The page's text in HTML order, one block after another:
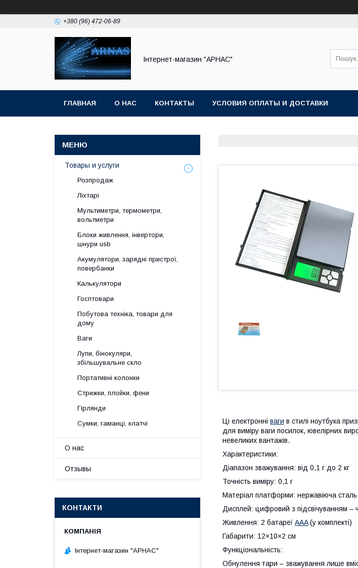
+380 (96) 472-06-89
Інтернет-магазин "АРНАС"
ГЛАВНАЯ О НАС КОНТАКТЫ УСЛОВИЯ ОПЛАТЫ И ДОСТАВКИ
Ці електронні ваги в стилі ноутбука
для виміру ваги посилок, ювелірних
невеликих вантажів.
Характеристики:
Діапазон зважування: від 0,1 г до 2 кг
Точність виміру: 0,1 г
Матеріал платформи: нержавіюча сталь
Дисплей: цифровий з підсвічуванням –
Живлення: 2 батареї AAA(у комплекті)
Габарити: 12×10×2 см
Функціональність:
Обнулення тари – зважування лише
Товары и услуги
Розпродаж
Ліхтарі
Мультиметри, термометри,
вольтметри
Блоки живлення, інвертори,
шнури usb
Акумулятори, зарядні пристрої,
повербанки
Калькулятори
Госптовари
Побутова техніка, товари для
дому
Ваги
Лупи, бінокуляри,
збільшувальне скло
Портативні колонки
Стрижки, плойки, фени
Гірлянди
Сумки, гаманці, клатчі
О нас
Отзывы
КОНТАКТИ
Інтернет-магазин "АРНАС"